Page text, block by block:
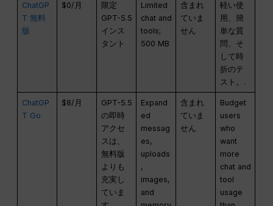
ChatGP
T 無料
版
$0/月
限定
GPT-5.5
インス
タント
Limited
chat and
tools;
500 MB
含まれ
ていま
せん
軽い使
用、簡
単な質
問、そ
して時
折のテ
スト。.
ChatGP
T Go
$8/月
GPT-5.5
の即時
アクセ
スは、
無料版
よりも
充実し
ていま
Expand
ed
messag
es,
uploads
,
images,
and
含まれ
ていま
せん
Budget
users
who
want
more
chat and
tool
usage